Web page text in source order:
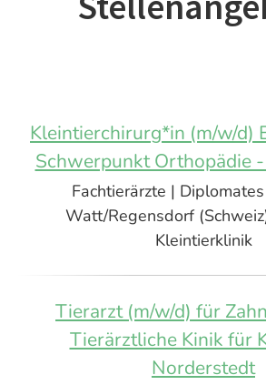
Kleintierchirurg*in (m/w/d)
Schwerpunkt Orthopädie
Fachtierärzte |
Watt/Regensdorf
Kleintierklinik
Tierarzt (m/w/d) für
Tierärztliche Kinik für
Norderstedt